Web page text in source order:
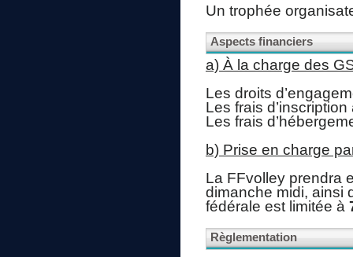
Un trophée
Aspects financiers
a) À la charge des
Les droits
Les frais
Les frais
b) Prise en charge
La FFvolley prendra
dimanche midi, ainsi
fédérale est limitée à
Règlementation